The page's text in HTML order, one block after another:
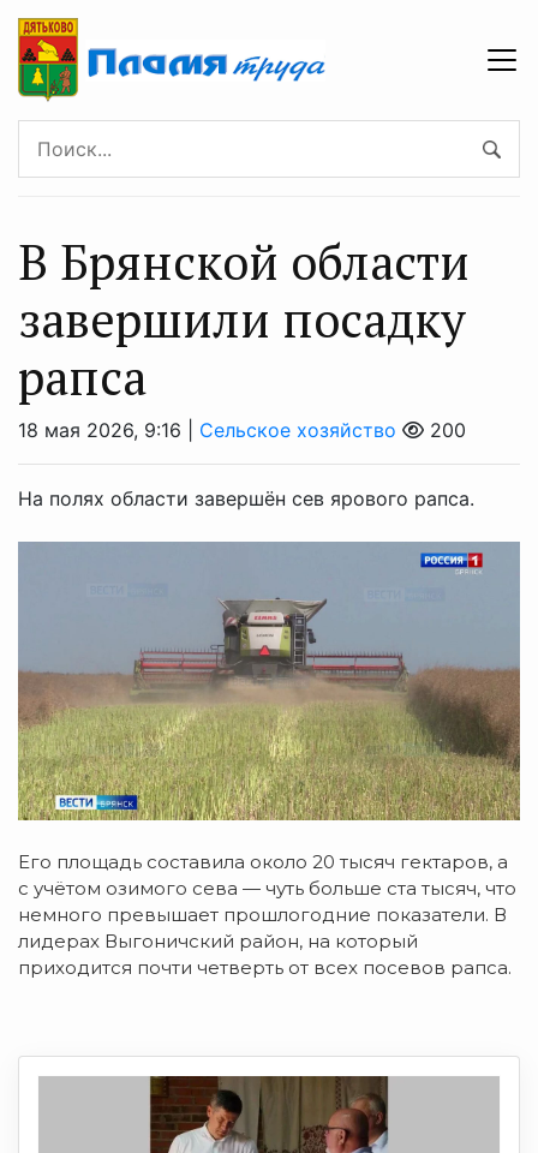
В Брянской области
завершили посадку
рапса
18 мая 2026, 9:16 | Сельское хозяйство 200
На полях области завершён сев ярового рапса.
Его площадь составила около 20 тысяч гектаров, а
с учётом озимого сева — чуть больше ста тысяч, что
немного превышает прошлогодние показатели. В
лидерах Выгоничский район, на который
приходится почти четверть от всех посевов рапса.